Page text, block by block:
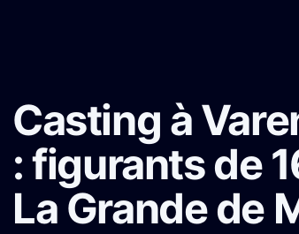
Casting à
: figurants de
La Grande de